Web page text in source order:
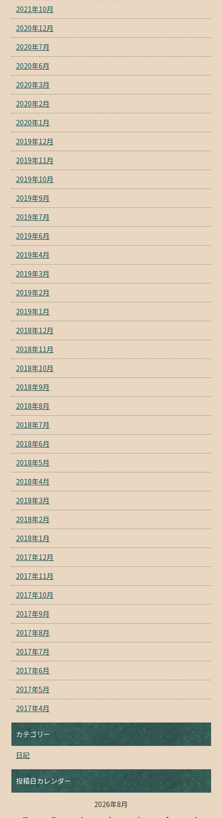
2021年10月
2020年12月
2020年7月
2020年6月
2020年3月
2020年2月
2020年1月
2019年12月
2019年11月
2019年10月
2019年9月
2019年7月
2019年6月
2019年4月
2019年3月
2019年2月
2019年1月
2018年12月
2018年11月
2018年10月
2018年9月
2018年8月
2018年7月
2018年6月
2018年5月
2018年4月
2018年3月
2018年2月
2018年1月
2017年12月
2017年11月
2017年10月
2017年9月
2017年8月
2017年7月
2017年6月
2017年5月
2017年4月
カテゴリー
日記
投稿日カレンダー
2026年8月